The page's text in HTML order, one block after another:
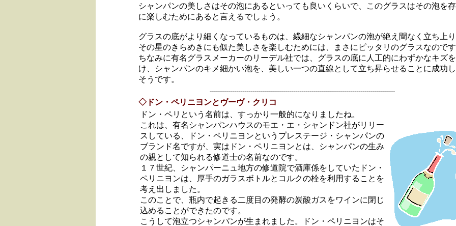
シャンパンの美しさはその泡にあるといっても良いくらいで、このグラスはその泡を
に楽しむためにあると言えるでしょう。
グラスの底がより細くなっているものは、繊細なシャンパンの泡が絶え間なく立ち上り
その星のきらめきにも似た美しさを楽しむためには、まさにピッタリのグラスなのです
ちなみに有名グラスメーカーのリーデル社では、グラスの底に人工的にわずかなキズ
け、シャンパンのキメ細かい泡を、美しい一つの直線として立ち昇らせることに成功
そうです。
-------------------------------------------------------------------------------------------
◇ドン・ペリニヨンとヴーヴ・クリコ
ドン・ペリという名前は、すっかり一般的になりましたね。
これは、有名シャンパンハウスのモエ・エ・シャンドン社がリリー
スしている、ドン・ペリニヨンというプレステージ・シャンパンの
ブランド名ですが、実はドン・ペリニヨンとは、シャンパンの生み
の親として知られる修道士の名前なのです。
１７世紀、シャンパーニュ地方の修道院で酒庫係をしていたドン・
ペリニヨンは、厚手のガラスボトルとコルクの栓を利用することを
考え出しました。
このことで、瓶内で起きる二度目の発酵の炭酸ガスをワインに閉じ
込めることができたのです。
こうして泡立つシャンパンが生まれました。ドン・ペリニヨンはそ